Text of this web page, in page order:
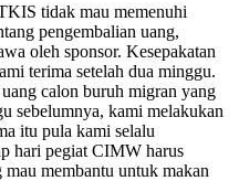
tidak mau memenuhi
pengembalian uang,
oleh sponsor. Kesepakatan
terima setelah dua minggu.
calon buruh migran yang
sebelumnya, kami melakukan
itu pula kami selalu
hari pegiat CIMW harus
membantu untuk makan